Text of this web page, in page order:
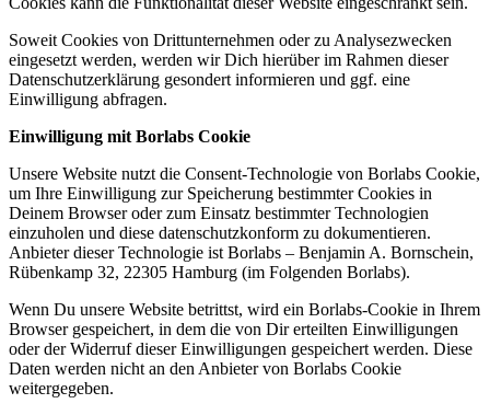
Soweit Cookies von Drittunternehmen oder zu Analysezwecken
eingesetzt werden, werden wir Dich hierüber im Rahmen dieser
Datenschutzerklärung gesondert informieren und ggf. eine
Einwilligung abfragen.
Einwilligung mit Borlabs Cookie
Unsere Website nutzt die Consent-Technologie von Borlabs Cookie,
um Ihre Einwilligung zur Speicherung bestimmter Cookies in
Deinem Browser oder zum Einsatz bestimmter Technologien
einzuholen und diese datenschutzkonform zu dokumentieren.
Anbieter dieser Technologie ist Borlabs – Benjamin A. Bornschein,
Rübenkamp 32, 22305 Hamburg (im Folgenden Borlabs).
Wenn Du unsere Website betrittst, wird ein Borlabs-Cookie in Ihrem
Browser gespeichert, in dem die von Dir erteilten Einwilligungen
oder der Widerruf dieser Einwilligungen gespeichert werden. Diese
Daten werden nicht an den Anbieter von Borlabs Cookie
weitergegeben.